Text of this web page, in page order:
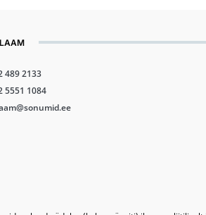
489 2133
5551 1084